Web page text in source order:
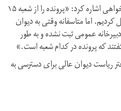
این وکیل دادگستری درباره فرجام‌خواهی اشاره کرد: «پرونده را از شعبه ۱۵
کردیم. اما متاسفانه وقتی به دیوان
عمومی ثبت نشده و به طور
که پرونده در کدام شعبه است.»
ریاست دیوان عالی برای دسترسی به